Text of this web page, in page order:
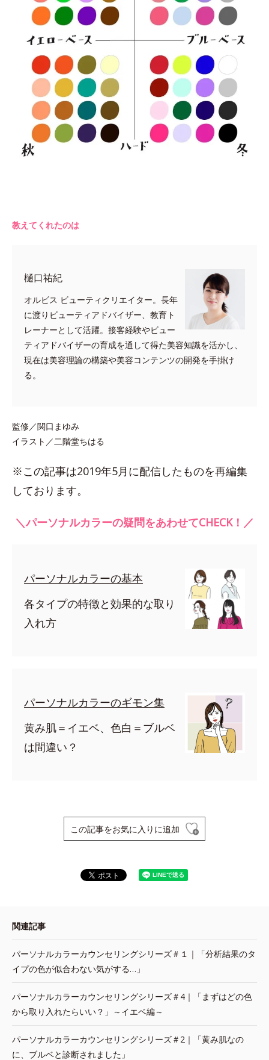
教えてくれたのは
樋口祐紀
オルビス ビューティクリエイター。長年
に渡りビューティアドバイザー、教育ト
レーナーとして活躍。接客経験やビュー
ティアドバイザーの育成を通して得た美容知識を活かし、
現在は美容理論の構築や美容コンテンツの開発を手掛け
る。
監修／関口まゆみ
イラスト／二階堂ちはる
※この記事は2019年5月に配信したものを再編集
しております。
＼パーソナルカラーの疑問をあわせてCHECK！／
パーソナルカラーの基本
各タイプの特徴と効果的な取り
入れ方
パーソナルカラーのギモン集
黄み肌＝イエベ、色白＝ブルベ
は間違い？
この記事をお気に入りに追加
関連記事
パーソナルカラーカウンセリングシリーズ＃１｜「分析結果のタ
イプの色が似合わない気がする…」
パーソナルカラーカウンセリングシリーズ＃4｜「まずはどの色
から取り入れたらいい？」～イエベ編～
パーソナルカラーカウンセリングシリーズ＃2｜「黄み肌なの
に、ブルベと診断されました」